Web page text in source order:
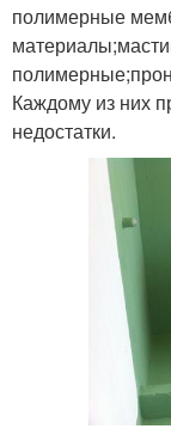
полимерные
Каждому из них
недостатки.